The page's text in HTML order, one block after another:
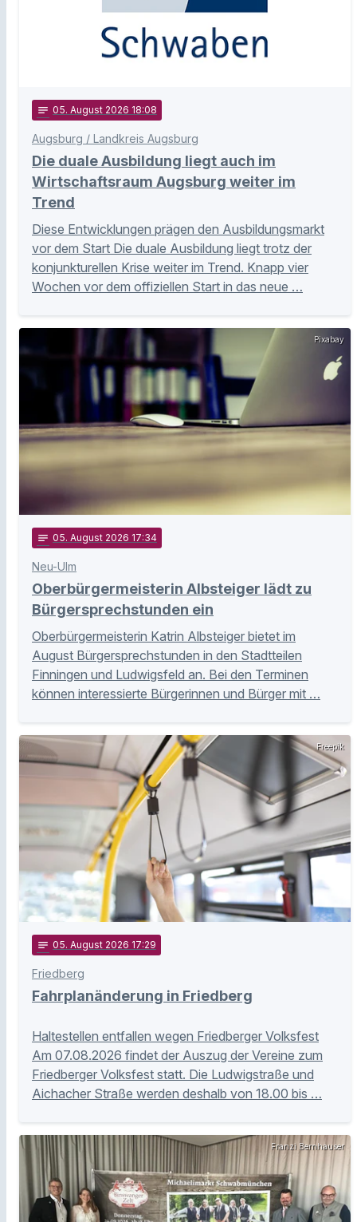
notes 05. August 2026 18:08
Augsburg / Landkreis Augsburg
Die duale Ausbildung liegt auch im
Wirtschaftsraum Augsburg weiter im
Trend
Diese Entwicklungen prägen den Ausbildungsmarkt
vor dem Start Die duale Ausbildung liegt trotz der
konjunkturellen Krise weiter im Trend. Knapp vier
Wochen vor dem offiziellen Start in das neue …
Pixabay
notes 05. August 2026 17:34
Neu-Ulm
Oberbürgermeisterin Albsteiger lädt zu
Bürgersprechstunden ein
Oberbürgermeisterin Katrin Albsteiger bietet im
August Bürgersprechstunden in den Stadtteilen
Finningen und Ludwigsfeld an. Bei den Terminen
können interessierte Bürgerinnen und Bürger mit …
Freepik
notes 05. August 2026 17:29
Friedberg
Fahrplanänderung in Friedberg
Haltestellen entfallen wegen Friedberger Volksfest
Am 07.08.2026 findet der Auszug der Vereine zum
Friedberger Volksfest statt. Die Ludwigstraße und
Aichacher Straße werden deshalb von 18.00 bis …
Franzi Bernhauser